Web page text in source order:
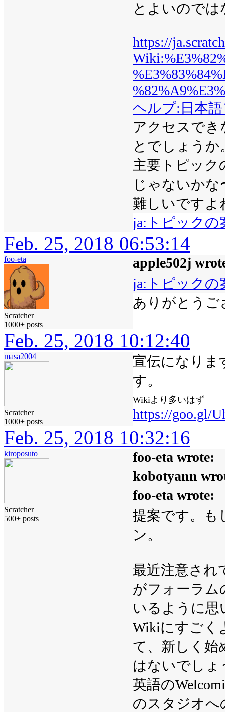
とよいので
https://
ヘルプ:日本
アクセスで
とでしょうか
主要トピック
じゃないか
難しいですよ
ja:トピックの
Feb. 25, 2018 06:53:14
foo-eta
Scratcher
1000+ posts
apple502j
ja:トピックの
ありがとうご
Feb. 25, 2018 10:12:40
masa2004
Scratcher
1000+ posts
宣伝になりま
す。
Wikiより多いはず
https://goo.gl/
Feb. 25, 2018 10:32:16
kiroposuto
Scratcher
500+ posts
foo-eta wrote:
kobotyann
foo-eta wrote:
提案です。も
ン。
最近注意され
がフォーラム
いるように思
Wikiにすごく
て、新しく始
はないでしょ
英語の
のスタジオへ